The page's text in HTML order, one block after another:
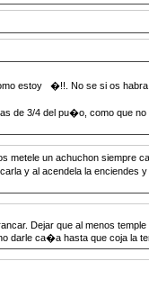
estoy �!!. No se si os habra
de 3/4 del pu�o, como que
un achuchon siempre
la enciendes y te
Dejar que al menos
darle ca�a hasta que coja la